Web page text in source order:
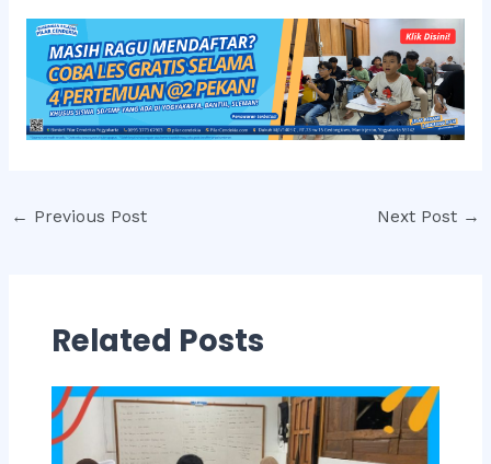
Post
← Previous Post Next Post →
Related Posts